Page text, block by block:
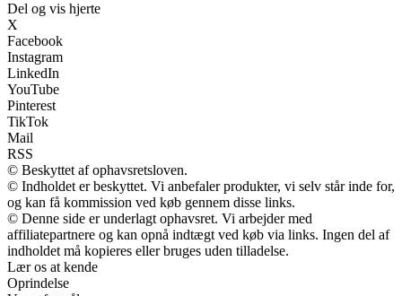
Del og vis hjerte
X
Facebook
Instagram
LinkedIn
YouTube
Pinterest
TikTok
Mail
RSS
© Beskyttet af ophavsretsloven.
© Indholdet er beskyttet. Vi anbefaler produkter, vi selv står inde for,
og kan få kommission ved køb gennem disse links.
© Denne side er underlagt ophavsret. Vi arbejder med
affiliatepartnere og kan opnå indtægt ved køb via links. Ingen del af
indholdet må kopieres eller bruges uden tilladelse.
Lær os at kende
Oprindelse